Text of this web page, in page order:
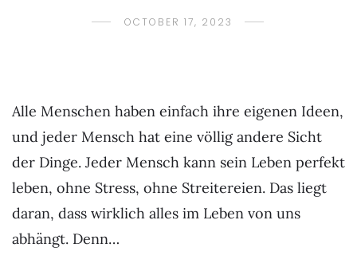
OCTOBER 17, 2023
Alle Menschen haben einfach ihre eigenen Ideen,
und jeder Mensch hat eine völlig andere Sicht
der Dinge. Jeder Mensch kann sein Leben perfekt
leben, ohne Stress, ohne Streitereien. Das liegt
daran, dass wirklich alles im Leben von uns
abhängt. Denn…